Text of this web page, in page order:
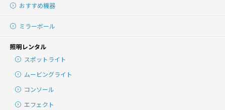
おすすめ機器
ミラーボール
照明レンタル
スポットライト
ムービングライト
コンソール
エフェクト